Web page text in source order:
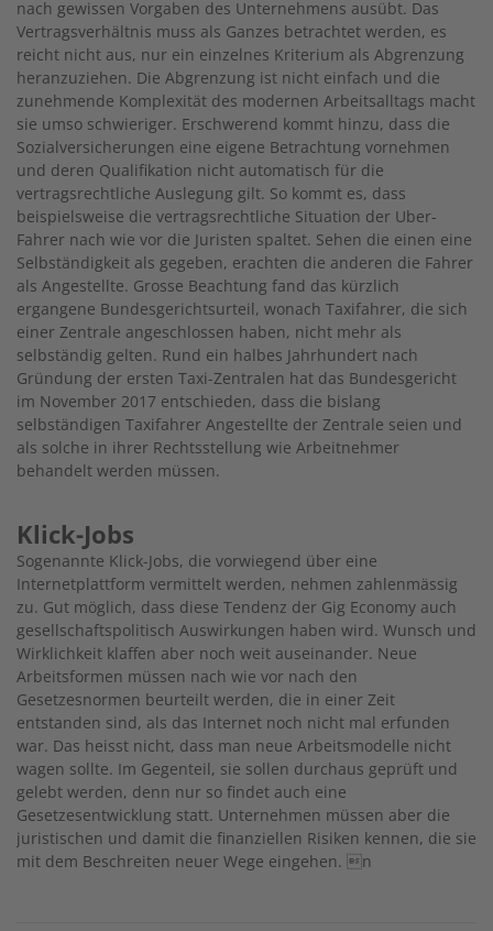
nach gewissen Vorgaben des Unternehmens ausübt. Das
Vertragsverhältnis muss als Ganzes betrachtet werden, es
reicht nicht aus, nur ein einzelnes Kriterium als Abgrenzung
heranzuziehen. Die Abgrenzung ist nicht einfach und die
zunehmende Komplexität des modernen Arbeitsalltags macht
sie umso schwieriger. Erschwerend kommt hinzu, dass die
Sozialversicherungen eine eigene Betrachtung vornehmen
und deren Qualifikation nicht automatisch für die
vertragsrechtliche Auslegung gilt. So kommt es, dass
beispielsweise die vertragsrechtliche Situation der Uber-
Fahrer nach wie vor die Juristen spaltet. Sehen die einen eine
Selbständigkeit als gegeben, erachten die anderen die Fahrer
als Angestellte. Grosse Beachtung fand das kürzlich
ergangene Bundesgerichtsurteil, wonach Taxifahrer, die sich
einer Zentrale angeschlossen haben, nicht mehr als
selbständig gelten. Rund ein halbes Jahrhundert nach
Gründung der ersten Taxi-Zentralen hat das Bundesgericht
im November 2017 entschieden, dass die bislang
selbständigen Taxifahrer Angestellte der Zentrale seien und
als solche in ihrer Rechtsstellung wie Arbeitnehmer
behandelt werden müssen.
Klick-Jobs
Sogenannte Klick-Jobs, die vorwiegend über eine
Internetplattform vermittelt werden, nehmen zahlenmässig
zu. Gut möglich, dass diese Tendenz der Gig Economy auch
gesellschaftspolitisch Auswirkungen haben wird. Wunsch und
Wirklichkeit klaffen aber noch weit auseinander. Neue
Arbeitsformen müssen nach wie vor nach den
Gesetzesnormen beurteilt werden, die in einer Zeit
entstanden sind, als das Internet noch nicht mal erfunden
war. Das heisst nicht, dass man neue Arbeitsmodelle nicht
wagen sollte. Im Gegenteil, sie sollen durchaus geprüft und
gelebt werden, denn nur so findet auch eine
Gesetzesentwicklung statt. Unternehmen müssen aber die
juristischen und damit die finanziellen Risiken kennen, die sie
mit dem Beschreiten neuer Wege eingehen. n